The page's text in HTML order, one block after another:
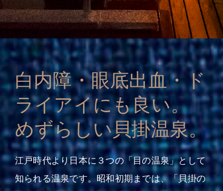
白内障・眼底出血・ド
ライアイにも良い。
めずらしい貝掛温泉。
江戸時代より日本に３つの「目の温泉」として
知られる温泉です。昭和初期までは、「貝掛の